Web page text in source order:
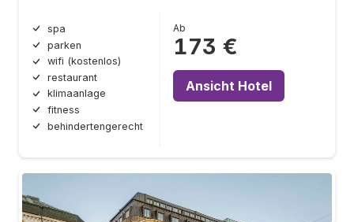
spa
parken
wifi (kostenlos)
restaurant
klimaanlage
fitness
behindertengerecht
Ab
173 €
Ansicht Hotel